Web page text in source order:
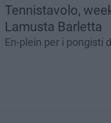
Tennistavolo,
Lamusta Barletta
En-plein per i pongisti